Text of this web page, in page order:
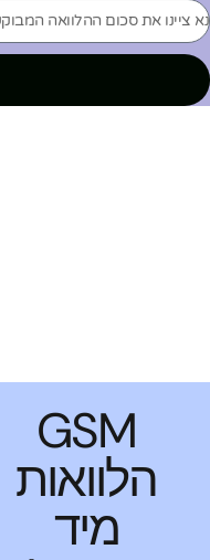
GSM
הלוואות
מיד